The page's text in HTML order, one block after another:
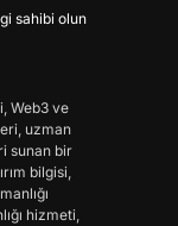
sahibi olun
Web3 ve
uzman
sunan bir
bilgisi,
hizmeti,